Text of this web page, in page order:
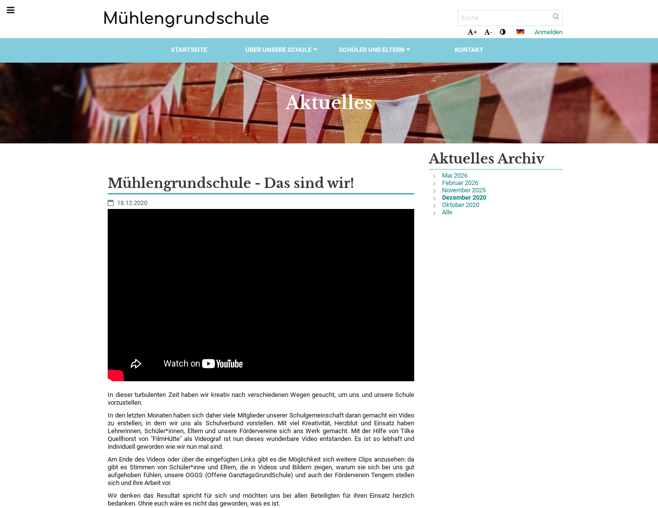
Mühlengrundschule
+ - Anmelden
STARTSEITE ÜBER UNSERE SCHULE SCHÜLER UND ELTERN KONTAKT
Aktuelles
Mühlengrundschule - Das sind wir!
18.12.2020
In dieser turbulenten Zeit haben wir kreativ nach verschiedenen Wegen gesucht, um uns und unsere Schule
vorzustellen.
In den letzten Monaten haben sich daher viele Mitglieder unserer Schulgemeinschaft daran gemacht ein Video
zu erstellen, in dem wir uns als Schulverbund vorstellen. Mit viel Kreativität, Herzblut und Einsatz haben
Lehrerinnen, Schüler*innen, Eltern und unsere Fördervereine sich ans Werk gemacht. Mit der Hilfe von Tilke
Quellhorst von "FilmHütte" als Videograf ist nun dieses wunderbare Video entstanden. Es ist so lebhaft und
individuell geworden wie wir nun mal sind.
Am Ende des Videos oder über die eingefügten Links gibt es die Möglichkeit sich weitere Clips anzusehen: da
gibt es Stimmen von Schüler*inne und Eltern, die in Videos und Bildern zeigen, warum sie sich bei uns gut
aufgehoben fühlen, unsere OGGS (Offene GanztagsGrundSchule) und auch der Förderverein Tengern stellen
sich und ihre Arbeit vor.
Wir denken das Resultat spricht für sich und möchten uns bei allen Beteiligten für ihren Einsatz herzlich
bedanken. Ohne euch wäre es nicht das geworden, was es ist.
Aktuelles Archiv
Mai 2026
Februar 2026
November 2025
Dezember 2020
Oktober 2020
Alle